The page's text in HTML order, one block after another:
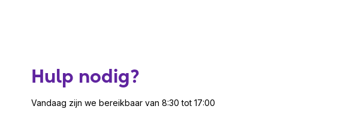
Hulp nodig?
Vandaag zijn we bereikbaar van 8:30 tot 17:00